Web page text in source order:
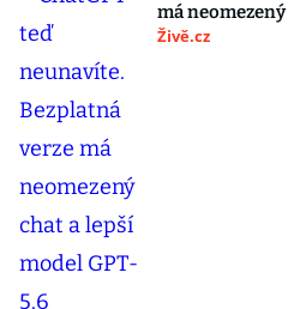
má
Živě.cz